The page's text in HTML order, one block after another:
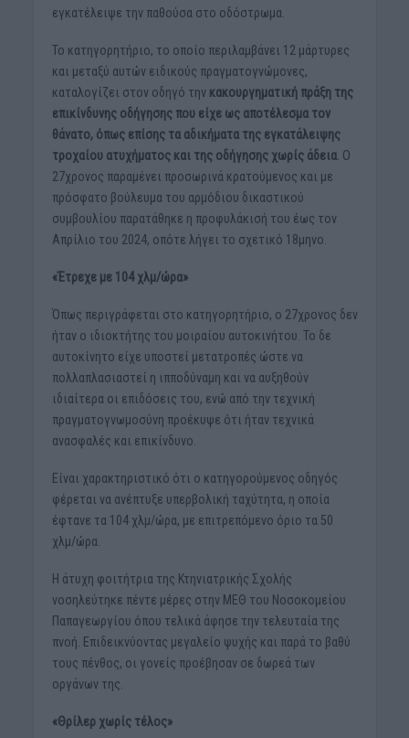
εγκατέλειψε την παθούσα στο οδόστρωμα.
Το κατηγορητήριο, το οποίο περιλαμβάνει 12 μάρτυρες
και μεταξύ αυτών ειδικούς πραγματογνώμονες,
καταλογίζει στον οδηγό τηνκακουργηματική πράξη της
επικίνδυνης οδήγησης που είχε ως αποτέλεσμα τον
θάνατο, όπως επίσης τα αδικήματα της εγκατάλειψης
τροχαίου ατυχήματος και της οδήγησης χωρίς άδεια. Ο
27χρονος παραμένει προσωρινά κρατούμενος και με
πρόσφατο βούλευμα του αρμόδιου δικαστικού
συμβουλίου παρατάθηκε η προφυλάκισή του έως τον
Απρίλιο του 2024, οπότε λήγει το σχετικό 18μηνο.
«Έτρεχε με 104 χλμ/ώρα»
Όπως περιγράφεται στο κατηγορητήριο, ο 27χρονος δεν
ήταν ο ιδιοκτήτης του μοιραίου αυτοκινήτου. Το δε
αυτοκίνητο είχε υποστεί μετατροπές ώστε να
πολλαπλασιαστεί η ιπποδύναμη και να αυξηθούν
ιδιαίτερα οι επιδόσεις του, ενώ από την τεχνική
πραγματογνωμοσύνη προέκυψε ότι ήταν τεχνικά
ανασφαλές και επικίνδυνο.
Είναι χαρακτηριστικό ότι ο κατηγορούμενος οδηγός
φέρεται να ανέπτυξε υπερβολική ταχύτητα, η οποία
έφτανε τα 104 χλμ/ώρα, με επιτρεπόμενο όριο τα 50
χλμ/ώρα.
Η άτυχη φοιτήτρια της Κτηνιατρικής Σχολής
νοσηλεύτηκε πέντε μέρες στην ΜΕΘ του Νοσοκομείου
Παπαγεωργίου όπου τελικά άφησε την τελευταία της
πνοή. Επιδεικνύοντας μεγαλείο ψυχής και παρά το βαθύ
τους πένθος, οι γονείς προέβησαν σε δωρεά των
οργάνων της.
«Θρίλερ χωρίς τέλος»